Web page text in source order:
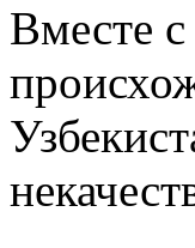
Вместе с